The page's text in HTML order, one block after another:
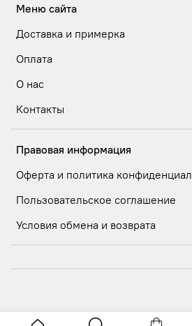
Меню сайта
Доставка и примерка
Оплата
О нас
Контакты
Правовая информация
Оферта и политика
Пользовательское соглашение
Условия обмена и возврата